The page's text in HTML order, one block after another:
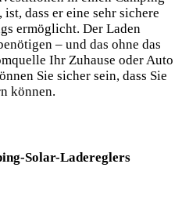
dass er eine sehr sichere
ermöglicht. Der Laden
– und das ohne das
Ihr Zuhause oder Auto
Sie sicher sein, dass Sie
können.
Solar-Ladereglers